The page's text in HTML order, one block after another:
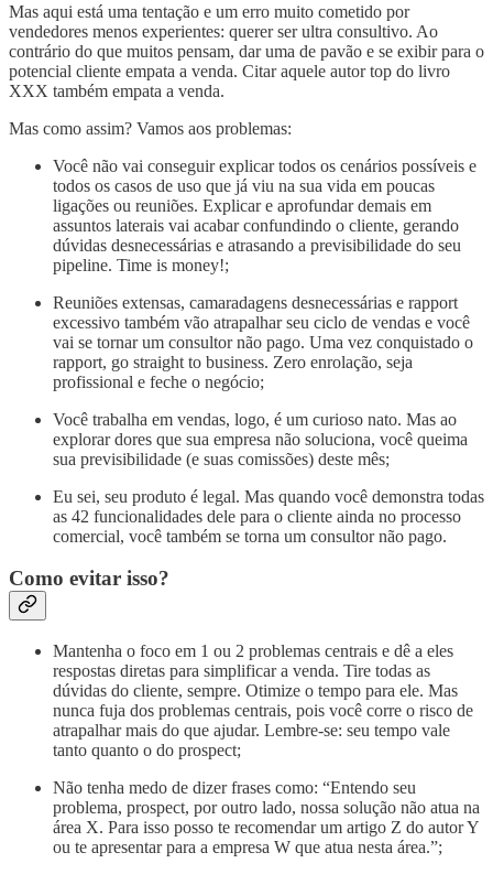
Mas aqui está uma tentação e um erro muito cometido por
vendedores menos experientes: querer ser ultra consultivo. Ao
contrário do que muitos pensam, dar uma de pavão e se exibir para o
potencial cliente empata a venda. Citar aquele autor top do livro
XXX também empata a venda.
Mas como assim? Vamos aos problemas:
Você não vai conseguir explicar todos os cenários possíveis e
todos os casos de uso que já viu na sua vida em poucas
ligações ou reuniões. Explicar e aprofundar demais em
assuntos laterais vai acabar confundindo o cliente, gerando
dúvidas desnecessárias e atrasando a previsibilidade do seu
pipeline. Time is money!;
Reuniões extensas, camaradagens desnecessárias e rapport
excessivo também vão atrapalhar seu ciclo de vendas e você
vai se tornar um consultor não pago. Uma vez conquistado o
rapport, go straight to business. Zero enrolação, seja
profissional e feche o negócio;
Você trabalha em vendas, logo, é um curioso nato. Mas ao
explorar dores que sua empresa não soluciona, você queima
sua previsibilidade (e suas comissões) deste mês;
Eu sei, seu produto é legal. Mas quando você demonstra todas
as 42 funcionalidades dele para o cliente ainda no processo
comercial, você também se torna um consultor não pago.
Como evitar isso?
Mantenha o foco em 1 ou 2 problemas centrais e dê a eles
respostas diretas para simplificar a venda. Tire todas as
dúvidas do cliente, sempre. Otimize o tempo para ele. Mas
nunca fuja dos problemas centrais, pois você corre o risco de
atrapalhar mais do que ajudar. Lembre-se: seu tempo vale
tanto quanto o do prospect;
Não tenha medo de dizer frases como: “Entendo seu
problema, prospect, por outro lado, nossa solução não atua na
área X. Para isso posso te recomendar um artigo Z do autor Y
ou te apresentar para a empresa W que atua nesta área.”;